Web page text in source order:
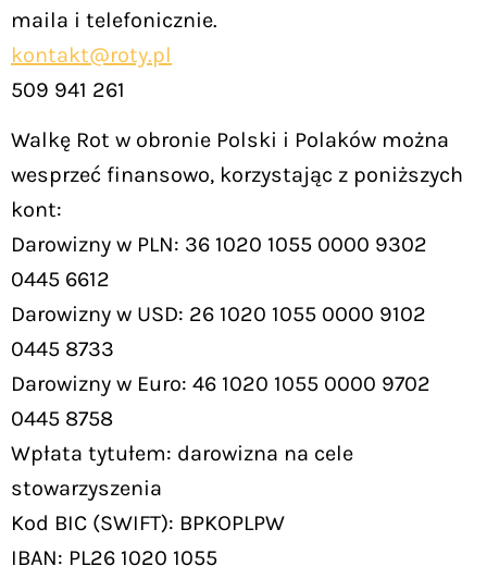
maila i telefonicznie.
kontakt@roty.pl
509 941 261
Walkę Rot w obronie Polski i Polaków można
wesprzeć finansowo, korzystając z poniższych
kont:
Darowizny w PLN: 36 1020 1055 0000 9302
0445 6612
Darowizny w USD: 26 1020 1055 0000 9102
0445 8733
Darowizny w Euro: 46 1020 1055 0000 9702
0445 8758
Wpłata tytułem: darowizna na cele
stowarzyszenia
Kod BIC (SWIFT): BPKOPLPW
IBAN: PL26 1020 1055